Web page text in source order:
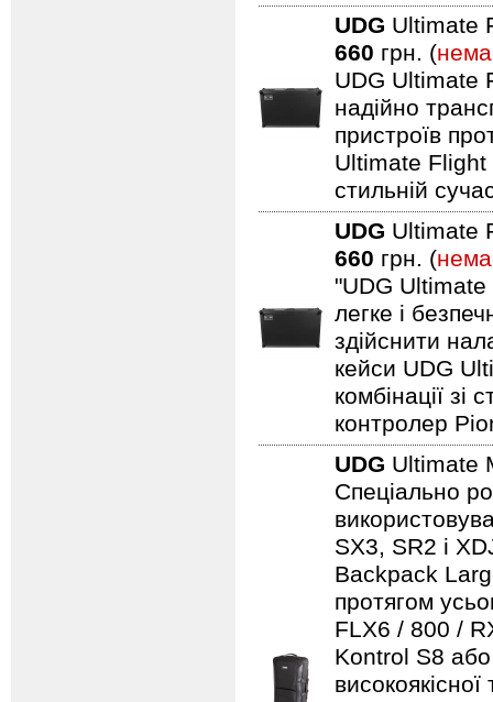
UDG Ultimate
660 грн. (
UDG Ultimate
надійно
пристроїв
Ultimate Flight
стильній
UDG Ultimate
660 грн. (
"UDG
легке і
здійснити
кейси UDG
комбінації
контролер
UDG Ultimate
Спеціально
SX3, SR2 і
Backpack
протягом
FLX6 / 800 /
Kontrol S8 або